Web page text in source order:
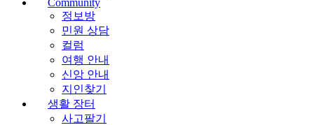
정보방
민원 상담
컬럼
여행 안내
신앙 안내
지인찾기
생활 장터
사고팔기